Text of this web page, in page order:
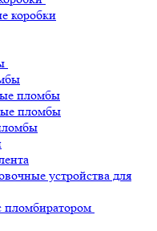
коробки
пломбы
пломбы
устройства для